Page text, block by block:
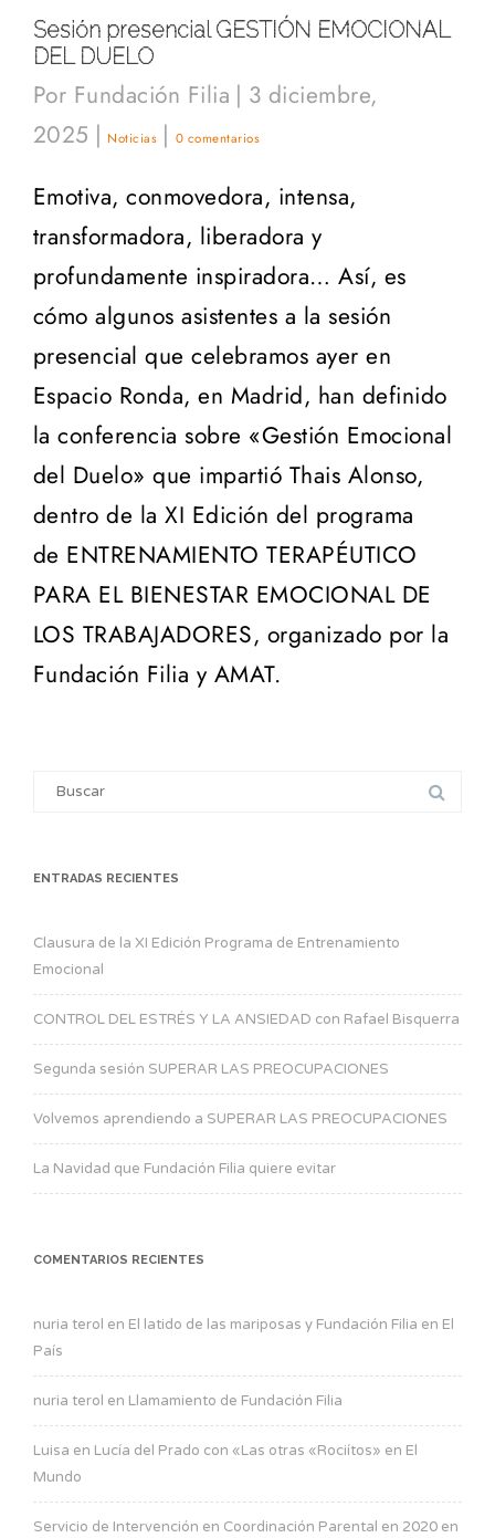
Sesión presencial GESTIÓN EMOCIONAL
DEL DUELO
Por Fundación Filia | 3 diciembre,
2025 | Noticias | 0 comentarios
Emotiva, conmovedora, intensa,
transformadora, liberadora y
profundamente inspiradora… Así, es
cómo algunos asistentes a la sesión
presencial que celebramos ayer en
Espacio Ronda, en Madrid, han definido
la conferencia sobre «Gestión Emocional
del Duelo» que impartió Thais Alonso,
dentro de la XI Edición del programa
de ENTRENAMIENTO TERAPÉUTICO
PARA EL BIENESTAR EMOCIONAL DE
LOS TRABAJADORES, organizado por la
Fundación Filia y AMAT.
Search
ENTRADAS RECIENTES
Clausura de la XI Edición Programa de Entrenamiento
Emocional
CONTROL DEL ESTRÉS Y LA ANSIEDAD con Rafael Bisquerra
Segunda sesión SUPERAR LAS PREOCUPACIONES
Volvemos aprendiendo a SUPERAR LAS PREOCUPACIONES
La Navidad que Fundación Filia quiere evitar
COMENTARIOS RECIENTES
nuria terol en El latido de las mariposas y Fundación Filia en El
País
nuria terol en Llamamiento de Fundación Filia
Luisa en Lucía del Prado con «Las otras «Rociítos» en El
Mundo
Servicio de Intervención en Coordinación Parental en 2020 en